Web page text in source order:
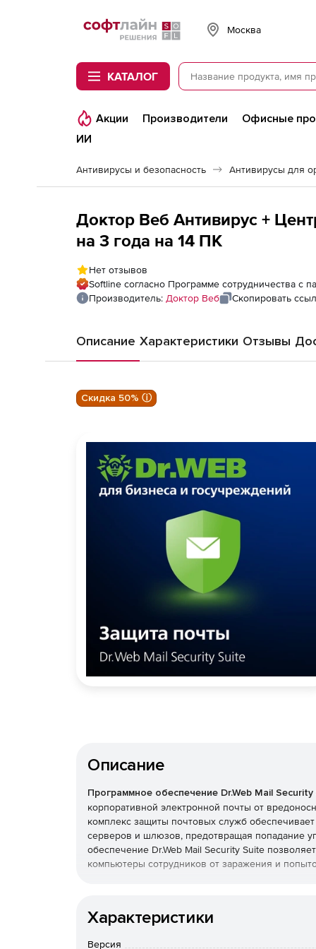
Softline
Москва
КАТАЛОГ
Акции Производители Офисные
ИИ
Антивирусы и безопасность Антивирусы для
Доктор Веб Антивирус +
на 3 года на 14 ПК
Нет отзывов
Softline согласно Программе сотрудничества с
Производитель: Доктор Веб Скопировать
Описание Характеристики Отзывы
Скидка 50% ⓘ
Описание
Программное обеспечение Dr.Web Mail
корпоративной электронной почты от
комплекс защиты почтовых служб
серверов и шлюзов, предотвращая попадание
обеспечение Dr.Web Mail Security Suite
компьютеры сотрудников от заражения и
Возможность использования в
продукт полностью отвечает требованиям
Характеристики
Версия